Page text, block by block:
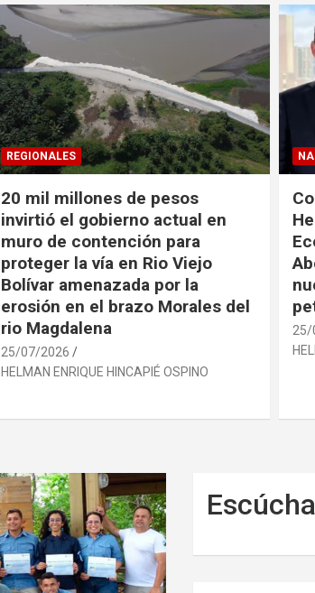
REGIONALES
20 mil millones de pesos
invirtió el gobierno actual en
muro de contención para
proteger la vía en Rio Viejo
Bolívar amenazada por la
erosión en el brazo Morales del
rio Magdalena
25/07/2026
HELMAN ENRIQUE HINCAPIÉ OSPINO
25/